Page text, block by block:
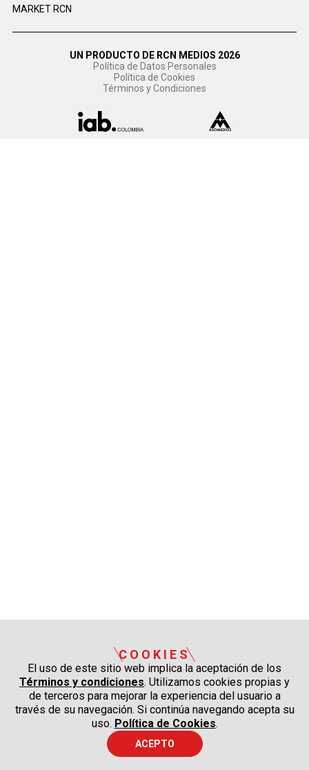
MARKET RCN
UN PRODUCTO DE RCN MEDIOS 2026
Política de Datos Personales
Política de Cookies
Términos y Condiciones
COOKIES
El uso de este sitio web implica la aceptación de los
Términos y condiciones. Utilizamos cookies propias y
de terceros para mejorar la experiencia del usuario a
través de su navegación. Si continúa navegando acepta su
uso. Política de Cookies.
ACEPTO